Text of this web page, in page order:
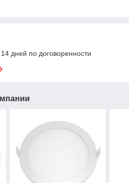
дней по договоренности